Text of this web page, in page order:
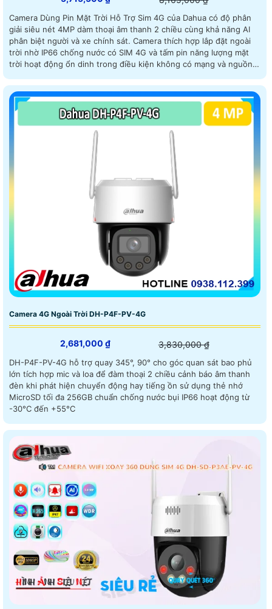
Camera Dùng Pin Mặt Trời Hỗ Trợ Sim 4G của Dahua có độ phân
giải siêu nét 4MP dàm thoại âm thanh 2 chiều cùng khả năng AI
phân biệt người và xe chính sát. Camera thích hợp lắp đặt ngoài
trời nhờ IP66 chống nước có SIM 4G và tấm pin năng lượng mặt
trời hoạt động ổn dinh trong điều kiện không có mạng và nguồn
Camera 4G Ngoài Trời DH-P4F-PV-4G
2,681,000 ₫ 3,830,000 ₫
DH-P4F-PV-4G hỗ trợ quay 345°, 90° cho góc quan sát bao phủ
lớn tích hợp mic và loa để đàm thoại 2 chiều cảnh báo âm thanh
đèn khi phát hiện chuyển động hay tiếng ồn sử dụng thẻ nhớ
MicroSD tối đa 256GB chuẩn chống nước bụi IP66 hoạt động từ
-30°C đến +55°C